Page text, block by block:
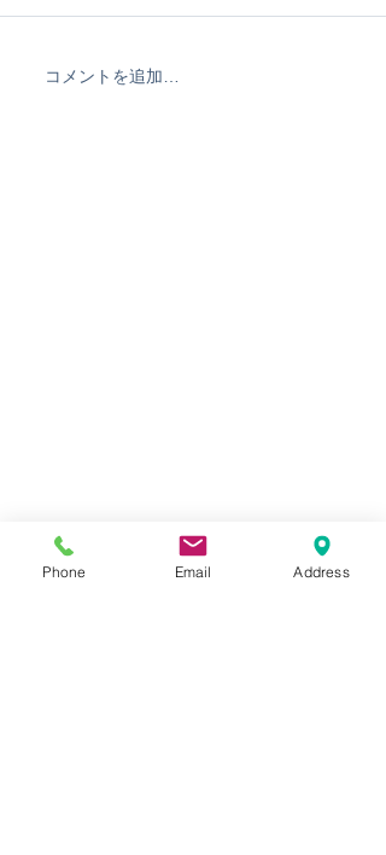
波乗り最短で上手くなり
コメントを追加…
Phone Email Address